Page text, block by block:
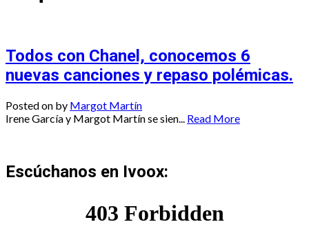
Todos con Chanel, conocemos 6
nuevas canciones y repaso polémicas.
Posted on by Margot Martín
Irene García y Margot Martín se sien...
Read More
Escúchanos en Ivoox: